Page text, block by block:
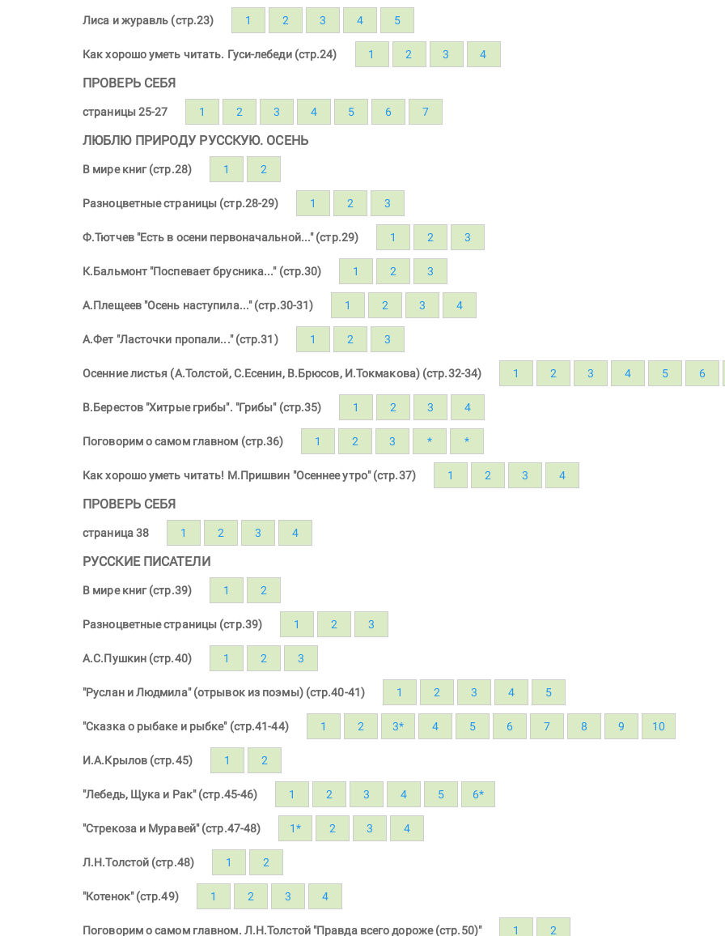
Лиса и журавль (стр.23) 1 2 3 4 5
Как хорошо уметь читать. Гуси-лебеди (стр.24) 1 2 3 4
ПРОВЕРЬ СЕБЯ
страницы 25-27 1 2 3 4 5 6 7
ЛЮБЛЮ ПРИРОДУ РУССКУЮ. ОСЕНЬ
В мире книг (стр.28) 1 2
Разноцветные страницы (стр.28-29) 1 2 3
Ф.Тютчев "Есть в осени первоначальной..." (стр.29) 1 2 3
К.Бальмонт "Поспевает брусника..." (стр.30) 1 2 3
А.Плещеев "Осень наступила..." (стр.30-31) 1 2 3 4
А.Фет "Ласточки пропали..." (стр.31) 1 2 3
Осенние листья (А.Толстой, С.Есенин, В.Брюсов, И.Токмакова) (стр.32-34) 1 2 3 4 5 6
В.Берестов "Хитрые грибы". "Грибы" (стр.35) 1 2 3 4
Поговорим о самом главном (стр.36) 1 2 3 * *
Как хорошо уметь читать! М.Пришвин "Осеннее утро" (стр.37) 1 2 3 4
ПРОВЕРЬ СЕБЯ
страница 38 1 2 3 4
РУССКИЕ ПИСАТЕЛИ
В мире книг (стр.39) 1 2
Разноцветные страницы (стр.39) 1 2 3
А.С.Пушкин (стр.40) 1 2 3
"Руслан и Людмила" (отрывок из поэмы) (стр.40-41) 1 2 3 4 5
"Сказка о рыбаке и рыбке" (стр.41-44) 1 2 3* 4 5 6 7 8 9 10
И.А.Крылов (стр.45) 1 2
"Лебедь, Щука и Рак" (стр.45-46) 1 2 3 4 5 6*
"Стрекоза и Муравей" (стр.47-48) 1* 2 3 4
Л.Н.Толстой (стр.48) 1 2
"Котенок" (стр.49) 1 2 3 4
Поговорим о самом главном. Л.Н.Толстой "Правда всего дороже (стр.50)" 1 2